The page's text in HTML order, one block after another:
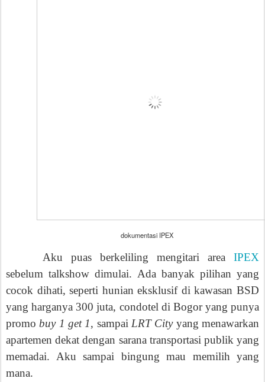
dokumentasi IPEX
Aku puas berkeliling mengitari area IPEX
sebelum talkshow dimulai. Ada banyak pilihan yang
cocok dihati, seperti hunian eksklusif di kawasan BSD
yang harganya 300 juta, condotel di Bogor yang punya
promobuy 1 get 1, sampai LRT Cityyang menawarkan
apartemen dekat dengan sarana transportasi publik yang
memadai. Aku sampai bingung mau memilih yang
mana.